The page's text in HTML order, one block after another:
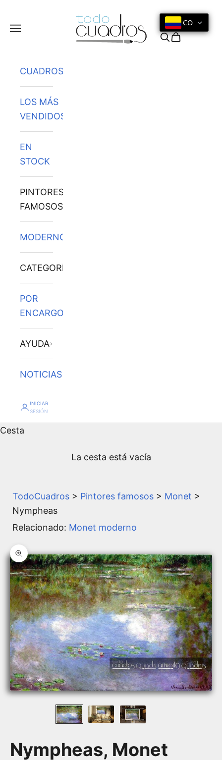
Menú
CO
Buscar
Cesta
CUADROS
LOS MÁS
VENDIDOS
EN
STOCK
PINTORES
FAMOSOS
MODERNOS
CATEGORÍAS
POR
ENCARGO
AYUDA
NOTICIAS
INICIAR
SESIÓN
Cesta
La cesta está vacía
TodoCuadros > Pintores famosos > Monet >
Nympheas
Relacionado: Monet moderno
Zoom
Nympheas, Monet